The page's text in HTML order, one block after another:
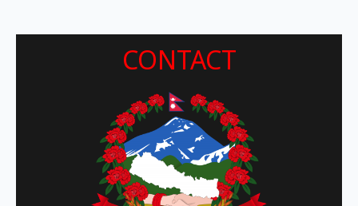
CONTACT